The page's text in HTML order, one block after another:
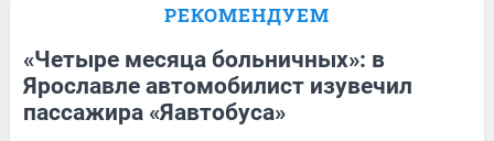
РЕКОМЕНДУЕМ
«Четыре месяца больничных»: в
Ярославле автомобилист изувечил
пассажира «Яавтобуса»